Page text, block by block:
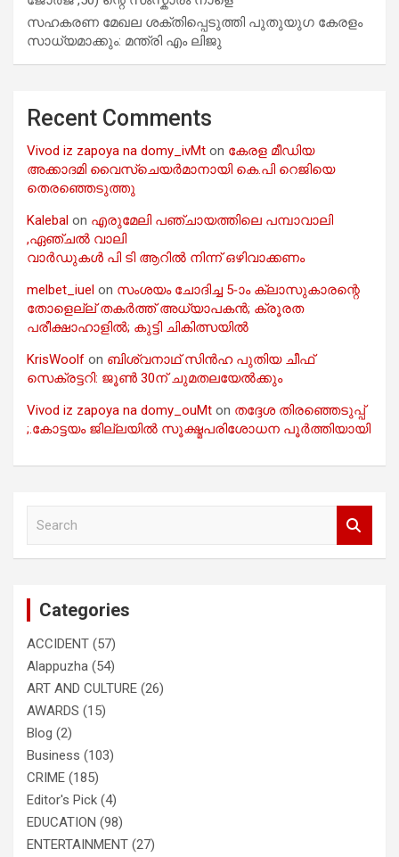
സഹകരണ മേഖല ശക്തിപ്പെടുത്തി പുതുയുഗ കേരളം
സാധ്യമാക്കും: മന്ത്രി എം ലിജു
Recent Comments
Vivod iz zapoya na domy_ivMt on കേരള മീഡിയ
അക്കാദമി വൈസ്ചെയർമാനായി കെ.പി റെജിയെ
തെരഞ്ഞെടുത്തു
Kalebal on എരുമേലി പഞ്ചായത്തിലെ പമ്പാവാലി
,ഏഞ്ചൽ വാലി
വാർഡുകൾ പി ടി ആറിൽ നിന്ന് ഒഴിവാക്കണം
melbet_iuel on സംശയം ചോദിച്ച 5-ാം ക്ലാസുകാരന്റെ
തോളെല്ല് തകർത്ത് അധ്യാപകൻ; ക്രൂരത
പരീക്ഷാഹാളിൽ; കുട്ടി ചികിത്സയിൽ
KrisWoolf on ബിശ്വനാഥ് സിൻഹ പുതിയ ചീഫ്
സെക്രട്ടറി: ജൂൺ 30ന് ചുമതലയേൽക്കും
Vivod iz zapoya na domy_ouMt on തദ്ദേശ തിരഞ്ഞെടുപ്പ്
;.കോട്ടയം ജില്ലയിൽ സൂക്ഷ്മപരിശോധന പൂർത്തിയായി
Categories
ACCIDENT (57)
Alappuzha (54)
ART AND CULTURE (26)
AWARDS (15)
Blog (2)
Business (103)
CRIME (185)
Editor's Pick (4)
EDUCATION (98)
ENTERTAINMENT (27)